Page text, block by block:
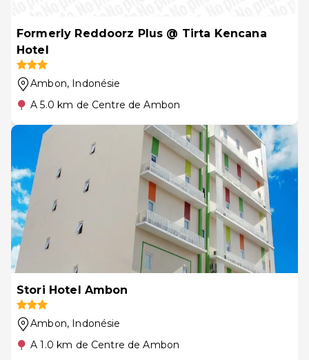
Formerly Reddoorz Plus @ Tirta Kencana
Hotel
Ambon, Indonésie
A 5.0 km de Centre de Ambon
Stori Hotel Ambon
Ambon, Indonésie
A 1.0 km de Centre de Ambon